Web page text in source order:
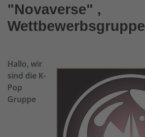
"Novaverse" ,
Wettbewerbsgruppe
Hallo, wir
sind die K-
Pop
Gruppe